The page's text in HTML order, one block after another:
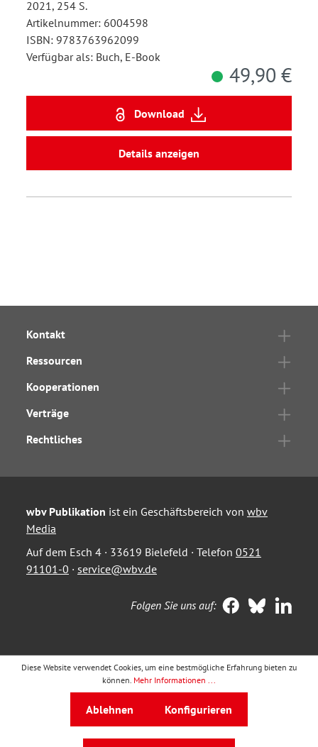
2021, 254 S.
Artikelnummer: 6004598
ISBN: 9783763962099
Verfügbar als: Buch, E-Book
49,90 €
Download
Details anzeigen
Kontakt
Ressourcen
Kooperationen
Verträge
Rechtliches
wbv Publikation ist ein Geschäftsbereich von wbv
Media
Auf dem Esch 4 · 33619 Bielefeld · Telefon 0521
91101-0 · service@wbv.de
Folgen Sie uns auf:
Diese Website verwendet Cookies, um eine bestmögliche Erfahrung bieten zu
können. Mehr Informationen ...
Ablehnen Konfigurieren